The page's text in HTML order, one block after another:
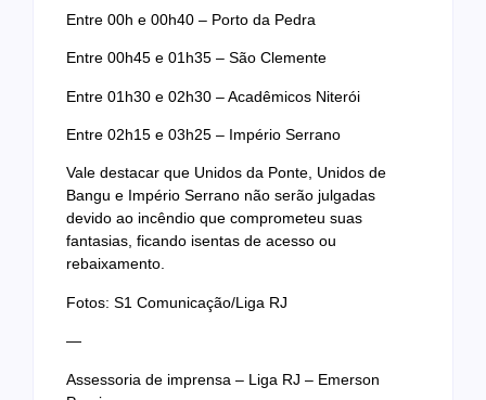
Entre 00h e 00h40 – Porto da Pedra
Entre 00h45 e 01h35 – São Clemente
Entre 01h30 e 02h30 – Acadêmicos Niterói
Entre 02h15 e 03h25 – Império Serrano
Vale destacar que Unidos da Ponte, Unidos de
Bangu e Império Serrano não serão julgadas
devido ao incêndio que comprometeu suas
fantasias, ficando isentas de acesso ou
rebaixamento.
Fotos: S1 Comunicação/Liga RJ
—
Assessoria de imprensa – Liga RJ – Emerson